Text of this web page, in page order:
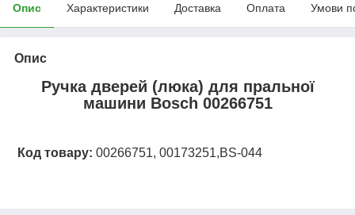
Опис Характеристики Доставка Оплата Умови
Опис
Ручка дверей (люка) для пральної
машини Bosch 00266751
Код товару: 00266751, 00173251,BS-044